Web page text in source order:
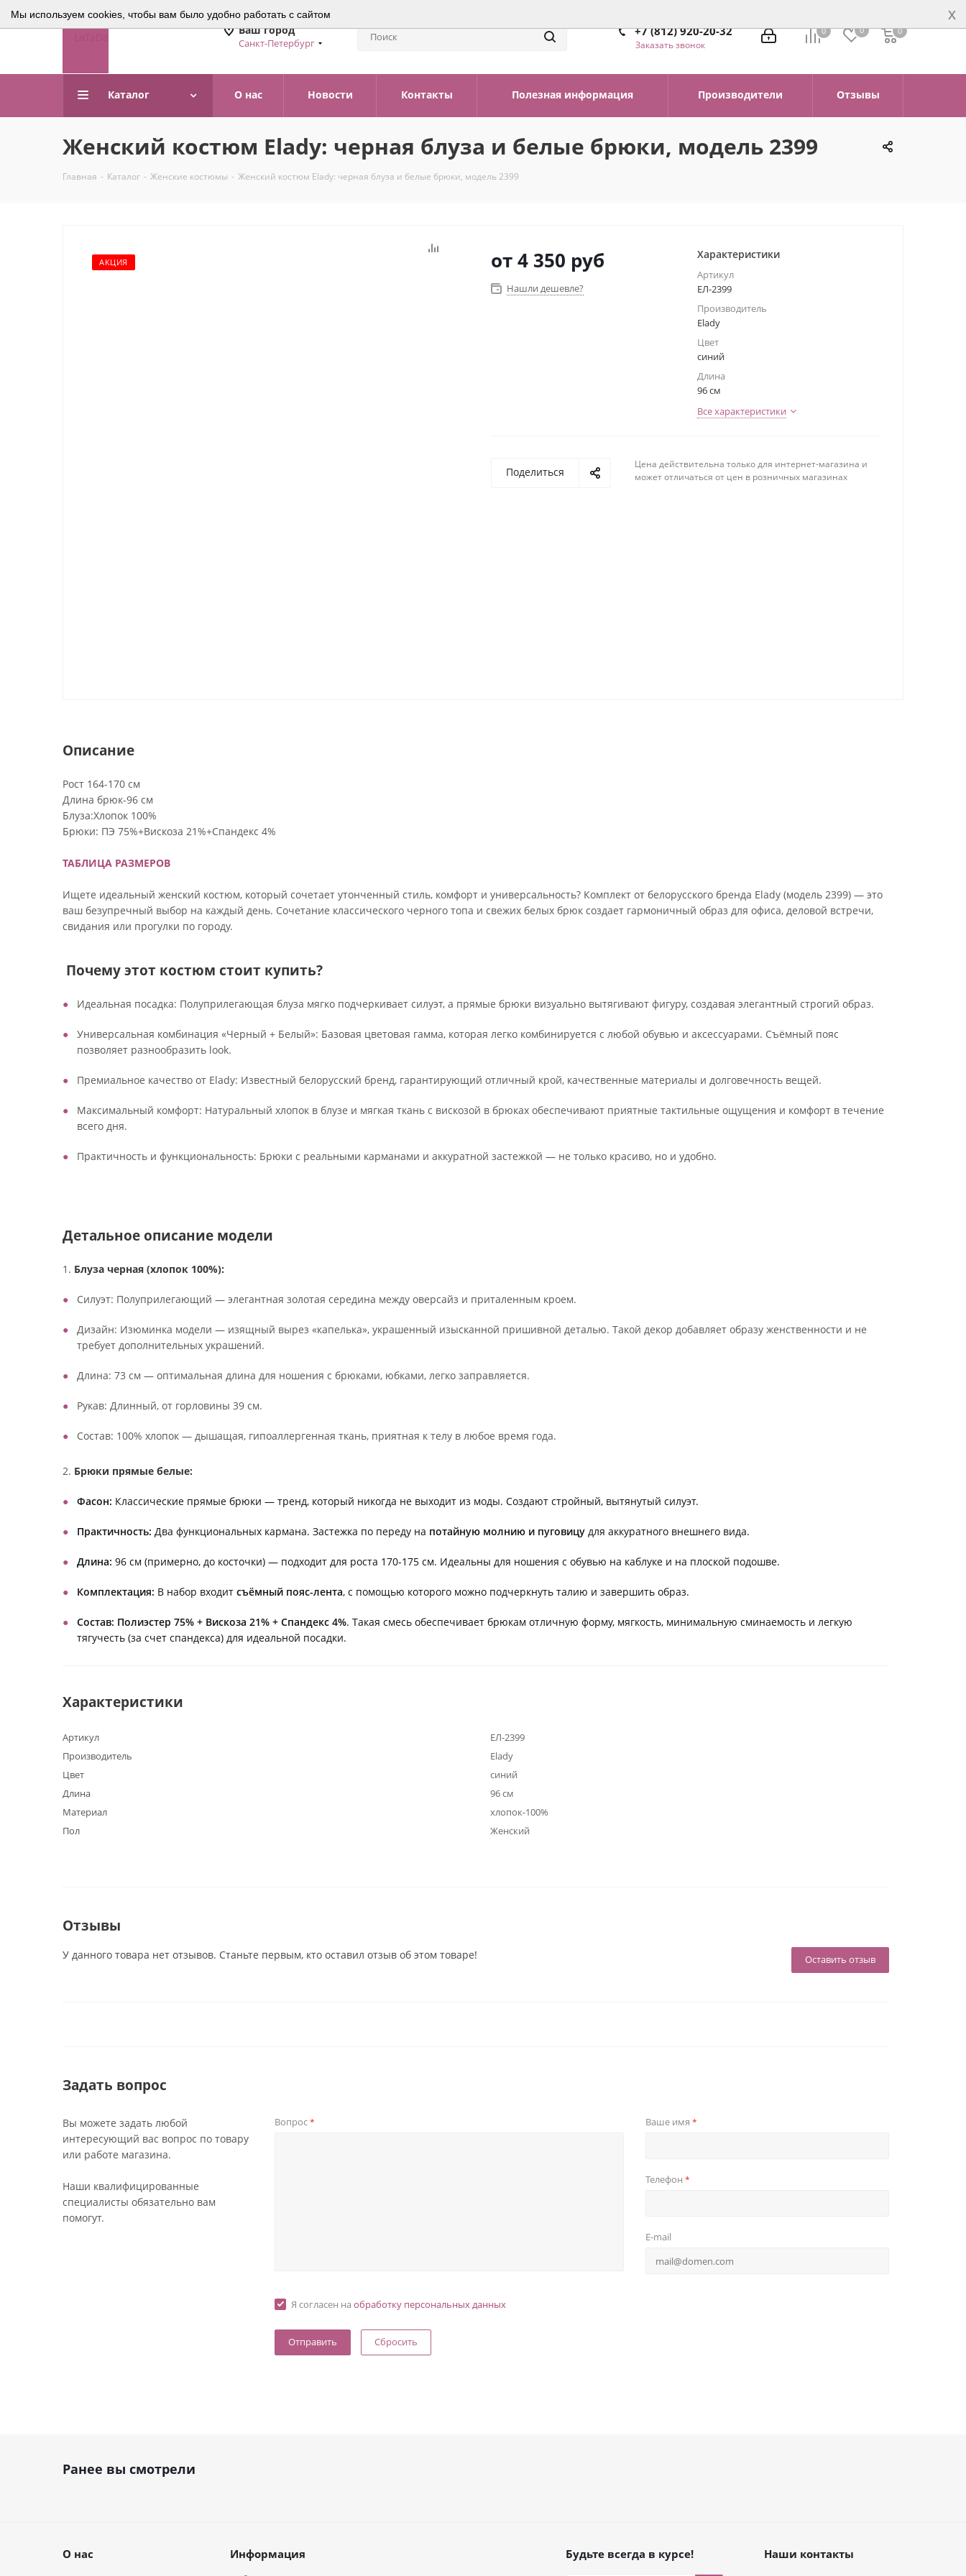
Мы используем cookies, чтобы вам было удобно работать с сайтом x
Ваш город
Санкт-Петербург
0 0 0
0
+7 (812) 920-20-32
Заказать звонок
Каталог О нас Новости Контакты Полезная информация Производители Отзывы
Женский костюм Elady: черная блуза и белые брюки, модель 2399
Главная - Каталог - Женские костюмы - Женский костюм Elady: черная блуза и белые брюки, модель 2399
АКЦИЯ от4 350 руб
Нашли дешевле?
Характеристики
Артикул
ЕЛ-2399
Производитель
Elady
Цвет
синий
Длина
96 см
Все характеристики
Поделиться
Цена действительна только для интернет-магазина и
может отличаться от цен в розничных магазинах
Описание
Рост 164-170 см
Длина брюк-96 см
Блуза:Хлопок 100%
Брюки: ПЭ 75%+Вискоза 21%+Спандекс 4%
ТАБЛИЦА РАЗМЕРОВ
Ищете идеальный женский костюм, который сочетает утонченный стиль, комфорт и универсальность? Комплект от белорусского бренда Elady (модель 2399) — это
ваш безупречный выбор на каждый день. Сочетание классического черного топа и свежих белых брюк создает гармоничный образ для офиса, деловой встречи,
свидания или прогулки по городу.
Почему этот костюм стоит купить?
Идеальная посадка: Полуприлегающая блуза мягко подчеркивает силуэт, а прямые брюки визуально вытягивают фигуру, создавая элегантный строгий образ.
Универсальная комбинация «Черный + Белый»: Базовая цветовая гамма, которая легко комбинируется с любой обувью и аксессуарами. Съёмный пояс
позволяет разнообразить look.
Премиальное качество от Elady: Известный белорусский бренд, гарантирующий отличный крой, качественные материалы и долговечность вещей.
Максимальный комфорт: Натуральный хлопок в блузе и мягкая ткань с вискозой в брюках обеспечивают приятные тактильные ощущения и комфорт в течение
всего дня.
Практичность и функциональность: Брюки с реальными карманами и аккуратной застежкой — не только красиво, но и удобно.
Детальное описание модели
1. Блуза черная (хлопок 100%):
Силуэт: Полуприлегающий — элегантная золотая середина между оверсайз и приталенным кроем.
Дизайн: Изюминка модели — изящный вырез «капелька», украшенный изысканной пришивной деталью. Такой декор добавляет образу женственности и не
требует дополнительных украшений.
Длина: 73 см — оптимальная длина для ношения с брюками, юбками, легко заправляется.
Рукав: Длинный, от горловины 39 см.
Состав: 100% хлопок — дышащая, гипоаллергенная ткань, приятная к телу в любое время года.
2. Брюки прямые белые:
Фасон: Классические прямые брюки — тренд, который никогда не выходит из моды. Создают стройный, вытянутый силуэт.
Практичность: Два функциональных кармана. Застежка по переду на потайную молнию и пуговицу для аккуратного внешнего вида.
Длина: 96 см (примерно, до косточки) — подходит для роста 170-175 см. Идеальны для ношения с обувью на каблуке и на плоской подошве.
Комплектация: В набор входит съёмный пояс-лента, с помощью которого можно подчеркнуть талию и завершить образ.
Состав: Полиэстер 75% + Вискоза 21% + Спандекс 4%. Такая смесь обеспечивает брюкам отличную форму, мягкость, минимальную сминаемость и легкую
тягучесть (за счет спандекса) для идеальной посадки.
Характеристики
Артикул
ЕЛ-2399
Производитель
Elady
Цвет
синий
Длина
96 см
Материал
хлопок-100%
Пол
Женский
Отзывы
Оставить отзыв
У данного товара нет отзывов. Станьте первым, кто оставил отзыв об этом товаре!
Задать вопрос
Вы можете задать любой
интересующий вас вопрос по товару
или работе магазина.
Наши квалифицированные
специалисты обязательно вам
помогут.
Вопрос* Ваше имя*
Телефон*
E-mail
Я согласен на обработку персональных данных
Сбросить
Ранее вы смотрели
О нас Информация Будьте всегда в курсе! Наши контакты